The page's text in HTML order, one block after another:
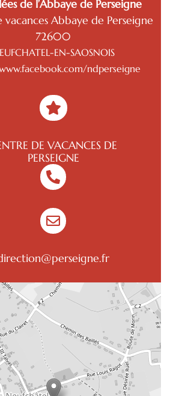
de l’Abbaye de Perseigne
Abbaye de Perseigne
72600
EN-SAOSNOIS
ndperseigne

DE VACANCES DE
PERSEIGNE

